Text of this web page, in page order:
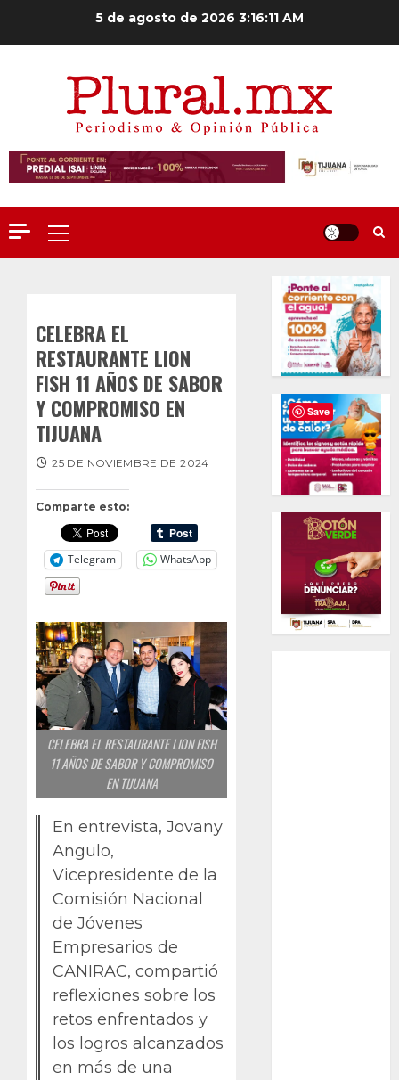
5 de agosto de 2026 3:16:12 AM
Menú
principal
CELEBRA EL
RESTAURANTE LION
FISH 11 AÑOS DE SABOR
Y COMPROMISO EN
TIJUANA
Comparte esto:
Telegram WhatsApp
25 DE NOVIEMBRE DE 2024
CELEBRA EL RESTAURANTE LION FISH
11 AÑOS DE SABOR Y COMPROMISO
EN TIJUANA
En entrevista, Jovany
Angulo,
Vicepresidente de la
Comisión Nacional
de Jóvenes
Empresarios de
CANIRAC, compartió
reflexiones sobre los
retos enfrentados y
los logros alcanzados
en más de una
Save